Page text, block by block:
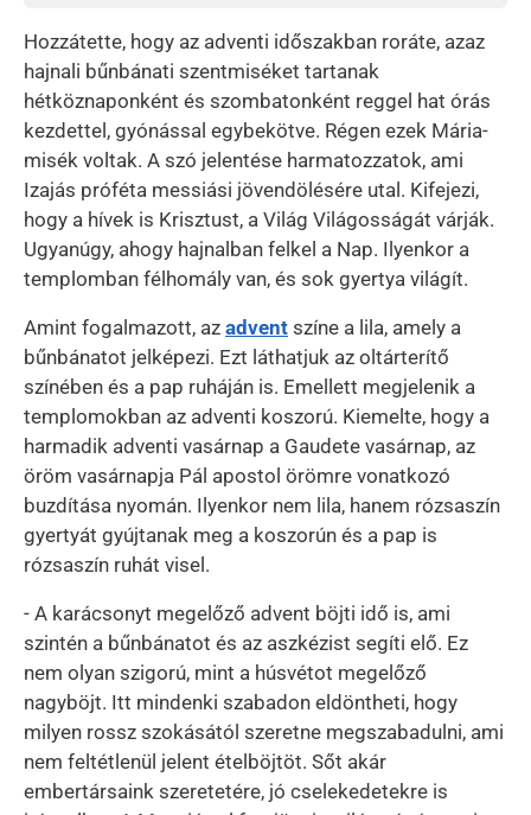
Hozzátette, hogy az adventi időszakban roráte, azaz
hajnali bűnbánati szentmiséket tartanak
hétköznaponként és szombatonként reggel hat órás
kezdettel, gyónással egybekötve. Régen ezek Mária-
misék voltak. A szó jelentése harmatozzatok, ami
Izajás próféta messiási jövendölésére utal. Kifejezi,
hogy a hívek is Krisztust, a Világ Világosságát várják.
Ugyanúgy, ahogy hajnalban felkel a Nap. Ilyenkor a
templomban félhomály van, és sok gyertya világít.
Amint fogalmazott, az advent színe a lila, amely a
bűnbánatot jelképezi. Ezt láthatjuk az oltárterítő
színében és a pap ruháján is. Emellett megjelenik a
templomokban az adventi koszorú. Kiemelte, hogy a
harmadik adventi vasárnap a Gaudete vasárnap, az
öröm vasárnapja Pál apostol örömre vonatkozó
buzdítása nyomán. Ilyenkor nem lila, hanem rózsaszín
gyertyát gyújtanak meg a koszorún és a pap is
rózsaszín ruhát visel.
- A karácsonyt megelőző advent böjti idő is, ami
szintén a bűnbánatot és az aszkézist segíti elő. Ez
nem olyan szigorú, mint a húsvétot megelőző
nagyböjt. Itt mindenki szabadon eldöntheti, hogy
milyen rossz szokásától szeretne megszabadulni, ami
nem feltétlenül jelent ételböjtöt. Sőt akár
embertársaink szeretetére, jó cselekedetekre is